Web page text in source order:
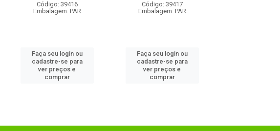
Código: 39416
Embalagem: PAR
Faça seu login ou
cadastre-se para
ver preços e
comprar
Código: 39417
Embalagem: PAR
Faça seu login ou
cadastre-se para
ver preços e
comprar